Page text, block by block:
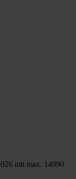
mit max. 14990